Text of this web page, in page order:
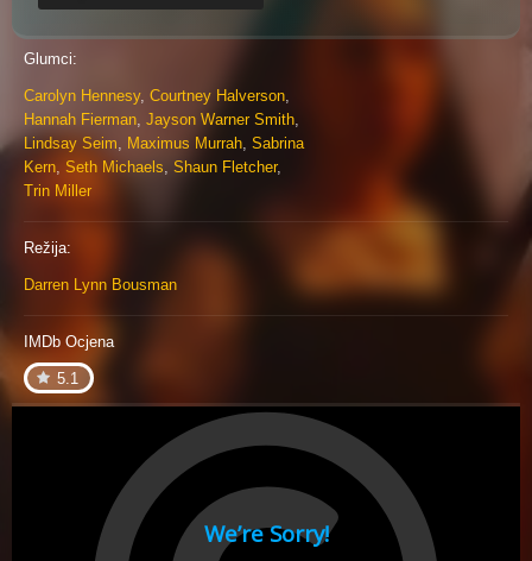
Glumci:
Carolyn Hennesy, Courtney Halverson,
Hannah Fierman, Jayson Warner Smith,
Lindsay Seim, Maximus Murrah, Sabrina
Kern, Seth Michaels, Shaun Fletcher,
Trin Miller
Režija:
Darren Lynn Bousman
IMDb Ocjena
5.1